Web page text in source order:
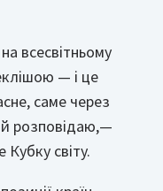
всесвітньому
— і це
саме через
розповідаю,—
світу.